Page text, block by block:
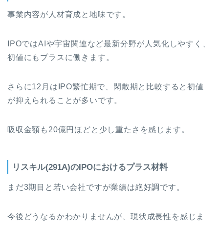
事業内容が人材育成と地味です。
IPOではAIや宇宙関連など最新分野が人気化しやすく、
初値にもプラスに働きます。
さらに12月はIPO繁忙期で、閑散期と比較すると初値
が抑えられることが多いです。
吸収金額も20億円ほどと少し重たさを感じます。
リスキル(291A)のIPOにおけるプラス材料
まだ3期目と若い会社ですが業績は絶好調です。
今後どうなるかわかりませんが、現状成長性を感じま